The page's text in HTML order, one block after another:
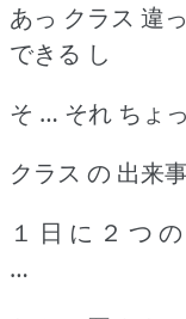
あっ クラス 違
できる し
そ … それ ちょ
クラス の 出来
１ 日 に ２ つ
…